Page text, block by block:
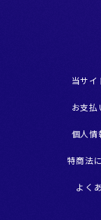
当サイ
お支払
個人情
特商法
よく